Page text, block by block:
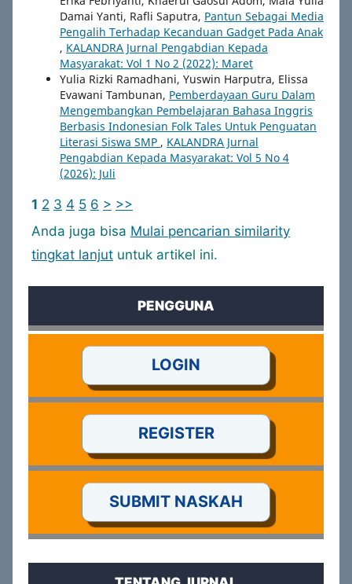
Damai Yanti, Rafli Saputra, Pantun Sebagai Media
Pengalih Terhadap Kecanduan Gadget Pada Anak
, KALANDRA Jurnal Pengabdian Kepada
Masyarakat: Vol 1 No 2 (2022): Maret
Yulia Rizki Ramadhani, Yuswin Harputra, Elissa
Evawani Tambunan, Pemberdayaan Guru Dalam
Mengembangkan Pembelajaran Bahasa Inggris
Berbasis Indonesian Folk Tales Untuk Penguatan
Literasi Siswa SMP , KALANDRA Jurnal
Pengabdian Kepada Masyarakat: Vol 5 No 4
(2026): Juli
1 2 3 4 5 6 > >>
Anda juga bisa Mulai pencarian similarity
tingkat lanjutuntuk artikel ini.
PENGGUNA
LOGIN
REGISTER
SUBMIT NASKAH